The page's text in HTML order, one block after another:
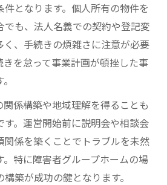
となります。個人所有の物件を
でも、法人名義での契約や登記変
く、手続きの煩雑さに注意が必要
を怠って事業計画が頓挫した事
係構築や地域理解を得ることも
す。運営開始前に説明会や相談会
関係を築くことでトラブルを未然
特に障害者グループホームの場
築が成功の鍵となります。